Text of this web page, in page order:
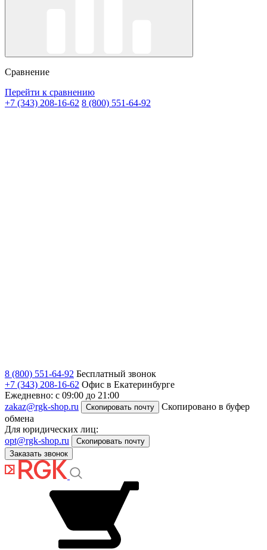
Сравнение
Перейти к сравнению
+7 (343) 208-16-62 8 (800) 551-64-92
8 (800) 551-64-92 Бесплатный звонок
+7 (343) 208-16-62 Офис в Екатеринбурге
Ежедневно: с 09:00 до 21:00
zakaz@rgk-shop.ru
Скопировать почту
Скопировано в буфер
обмена
Для юридических лиц:
opt@rgk-shop.ru
Скопировать почту
Заказать звонок